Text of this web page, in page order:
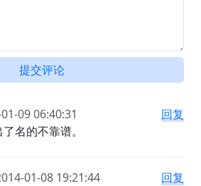
提交评论
09 06:40:31
回复
名的不靠谱。
01-08 19:21:44
回复